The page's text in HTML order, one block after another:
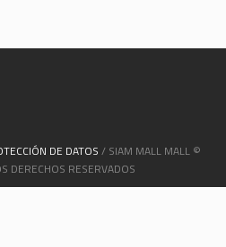
DE DATOS / SIAM MALL MALL ©
DERECHOS RESERVADOS